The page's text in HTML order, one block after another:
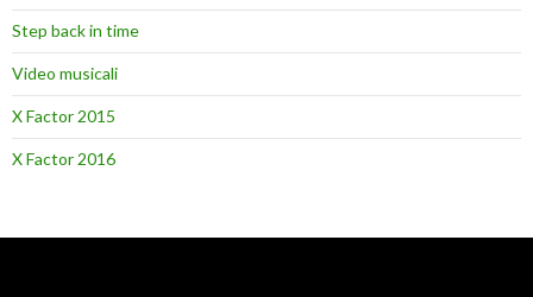
Step back in time
Video musicali
X Factor 2015
X Factor 2016